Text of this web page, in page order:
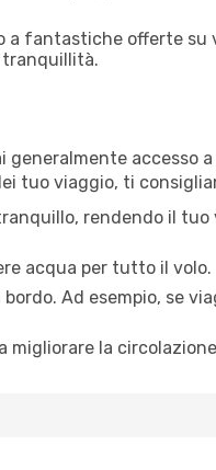
a fantastiche offerte su
tranquillità.
generalmente accesso
tuo viaggio, ti
rendendo il tuo
acqua per tutto il volo.
Ad esempio, se
migliorare la